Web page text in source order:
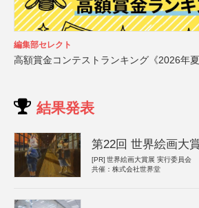
編集部セレクト
高額賞金コンテストランキング《2026年夏
結果発表
第22回 世界絵画大
[PR] 世界絵画大賞展 実行委員会
共催：株式会社世界堂